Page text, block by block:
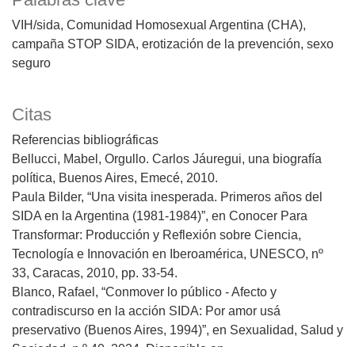
VIH/sida Comunidad Homosexual Argentina (CHA)
campaña STOP SIDA erotización de la prevención sexo
seguro
Citas
Referencias bibliográficas
Bellucci, Mabel, Orgullo. Carlos Jáuregui, una biografía
política, Buenos Aires, Emecé, 2010.
Paula Bilder, “Una visita inesperada. Primeros años del
SIDA en la Argentina (1981-1984)”, en Conocer Para
Transformar: Producción y Reflexión sobre Ciencia,
Tecnología e Innovación en Iberoamérica, UNESCO, nº
33, Caracas, 2010, pp. 33-54.
Blanco, Rafael, “Conmover lo público - Afecto y
contradiscurso en la acción SIDA: Por amor usá
preservativo (Buenos Aires, 1994)”, en Sexualidad, Salud y